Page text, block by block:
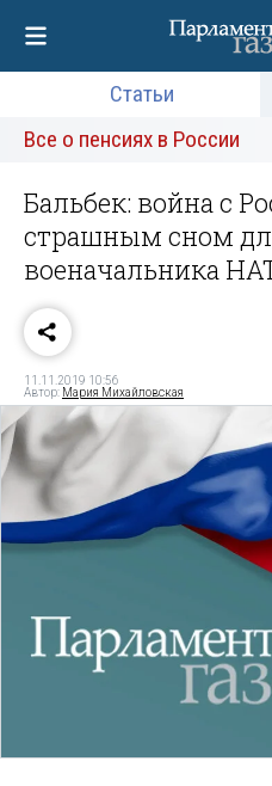
Статьи
Все о пенсиях в России
Бальбек: война с
страшным сном
военачальника
11.11.2019 10:56
Автор: Мария Михайловская